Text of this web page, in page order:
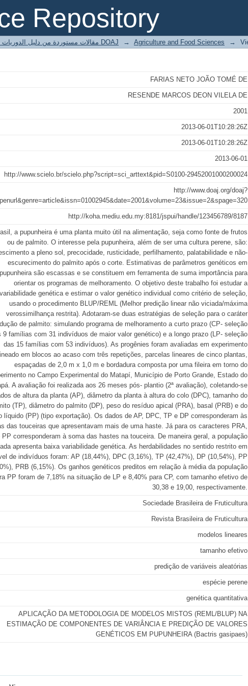
Repository
METODOLOGIA DE MODELOS
DE VARIÂNCIA E
(Bactris gasipaes)
مقالات مستوردة من دليل الدوريات مفتوحة المصدر DOAJ → Agriculture and Food Sciences →
FARIAS NETO JOÃO TOMÉ DE
RESENDE MARCOS DEON VILELA DE
2001
2013-06-01T10:28:26Z
2013-06-01T10:28:26Z
2013-06-01
http://www.scielo.br/scielo.php?script=sci_arttext&pid=S0100-29452001000200024
http://www.doaj.org/doaj?
http://koha.mediu.edu.my:8181/jspui/handle/123456789/8187
a pupunheira é uma planta muito útil na alimentação, seja como fonte de frutos
ou de palmito. O interesse pela pupunheira, além de ser uma cultura perene, são:
a pleno sol, precocidade, rusticidade, perfilhamento, palatabilidade e não-
escurecimento do palmito após o corte. Estimativas de parâmetros genéticos em
pupunheira são escassas e se constituem em ferramenta de suma importância para
orientar os programas de melhoramento. O objetivo deste trabalho foi estudar a
variabilidade genética e estimar o valor genético individual como critério de seleção,
usando o procedimento BLUP/REML (Melhor predição linear não viciada/máxima
verossimilhança restrita). Adotaram-se duas estratégias de seleção para o caráter
de palmito: simulando programa de melhoramento a curto prazo (CP- seleção
9 famílias com 31 indivíduos de maior valor genético) e a longo prazo (LP- seleção
das 15 famílias com 53 indivíduos). As progênies foram avaliadas em experimento
em blocos ao acaso com três repetições, parcelas lineares de cinco plantas,
espaçadas de 2,0 m x 1,0 m e bordadura composta por uma fileira em torno do
no Campo Experimental do Matapí, Município de Porto Grande, Estado do
A avaliação foi realizada aos 26 meses pós- plantio (2ª avaliação), coletando-se
de altura da planta (AP), diâmetro da planta à altura do colo (DPC), tamanho do
(TP), diâmetro do palmito (DP), peso do resíduo apical (PRA), basal (PRB) e do
líquido (PP) (tipo exportação). Os dados de AP, DPC, TP e DP corresponderam às
das touceiras que apresentavam mais de uma haste. Já para os caracteres PRA,
PP corresponderam à soma das hastes na touceira. De maneira geral, a população
apresenta baixa variabilidade genética. As herdabilidades no sentido restrito em
de indivíduos foram: AP (18,44%), DPC (3,16%), TP (42,47%), DP (10,54%), PP
PRB (6,15%). Os ganhos genéticos preditos em relação à média da população
PP foram de 7,18% na situação de LP e 8,40% para CP, com tamanho efetivo de
30,38 e 19,00, respectivamente.
Sociedade Brasileira de Fruticultura
Revista Brasileira de Fruticultura
modelos lineares
tamanho efetivo
predição de variáveis aleatórias
espécie perene
genética quantitativa
APLICAÇÃO DA METODOLOGIA DE MODELOS MISTOS (REML/BLUP) NA
ESTIMAÇÃO DE COMPONENTES DE VARIÂNCIA E PREDIÇÃO DE VALORES
GENÉTICOS EM PUPUNHEIRA (Bactris gasipaes)